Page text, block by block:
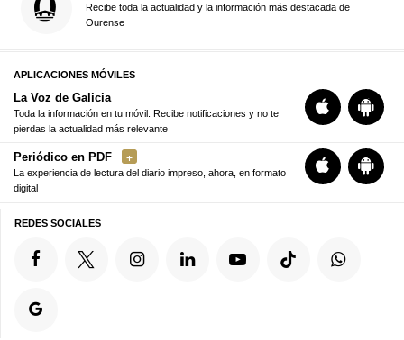
Recibe toda la actualidad y la información más destacada de
Ourense
APLICACIONES MÓVILES
La Voz de Galicia
Toda la información en tu móvil. Recibe notificaciones y no te
pierdas la actualidad más relevante
Periódico en PDF
La experiencia de lectura del diario impreso, ahora, en formato
digital
REDES SOCIALES